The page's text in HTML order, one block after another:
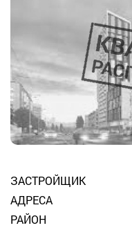
ЗАСТРОЙЩИК
АДРЕСА
РАЙОН